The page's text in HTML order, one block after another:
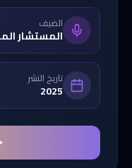
الضيف
المستشار
تاريخ النشر
2025